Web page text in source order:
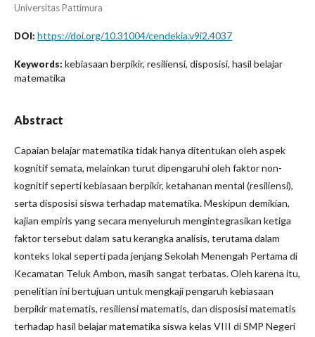
Universitas Pattimura
DOI: https://doi.org/10.31004/cendekia.v9i2.4037
Keywords: kebiasaan berpikir, resiliensi, disposisi, hasil belajar
matematika
Abstract
Capaian belajar matematika tidak hanya ditentukan oleh aspek
kognitif semata, melainkan turut dipengaruhi oleh faktor non-
kognitif seperti kebiasaan berpikir, ketahanan mental (resiliensi),
serta disposisi siswa terhadap matematika. Meskipun demikian,
kajian empiris yang secara menyeluruh mengintegrasikan ketiga
faktor tersebut dalam satu kerangka analisis, terutama dalam
konteks lokal seperti pada jenjang Sekolah Menengah Pertama di
Kecamatan Teluk Ambon, masih sangat terbatas. Oleh karena itu,
penelitian ini bertujuan untuk mengkaji pengaruh kebiasaan
berpikir matematis, resiliensi matematis, dan disposisi matematis
terhadap hasil belajar matematika siswa kelas VIII di SMP Negeri